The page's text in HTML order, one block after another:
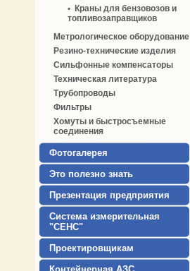
• Краны для бензовозов и
топливозаправщиков
Метрологическое оборудование
Резино-технические изделия
Cильфонные компенсаторы
Техническая литература
Трубопроводы
Фильтры
Хомуты и быстросъемные
соединения
Фотогалерея
Это полезно знать
Презентация предприятия
Система измерительная
"СЕНС"
Проектировщикам